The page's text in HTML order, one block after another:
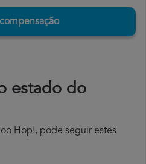
estado do
Hop!, pode seguir estes